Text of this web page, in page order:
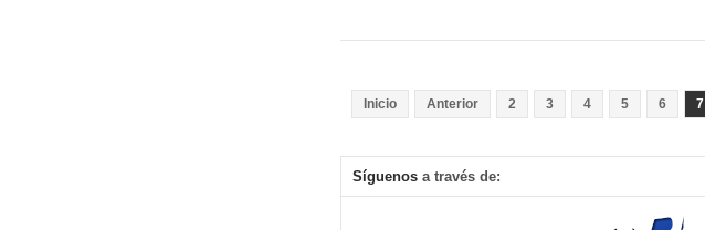
Inicio
Anterior 2 3 4 5 6 7
Síguenos a través de: